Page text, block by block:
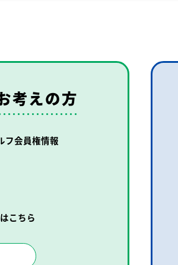
考えの方
フ会員権情報
こちら